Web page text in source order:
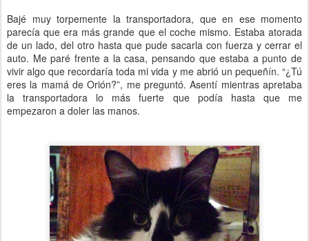
Bajé muy torpemente la transportadora, que en ese momento
parecía que era más grande que el coche mismo. Estaba atorada
de un lado, del otro hasta que pude sacarla con fuerza y cerrar el
auto. Me paré frente a la casa, pensando que estaba a punto de
vivir algo que recordaría toda mi vida y me abrió un pequeñín. “¿Tú
eres la mamá de Orión?”, me preguntó. Asentí mientras apretaba
la transportadora lo más fuerte que podía hasta que me
empezaron a doler las manos.